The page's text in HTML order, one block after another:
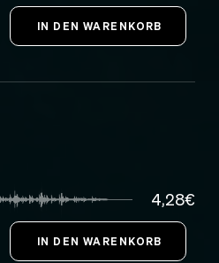
4,28€